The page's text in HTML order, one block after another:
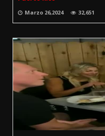
Marzo 26,2024 32,651